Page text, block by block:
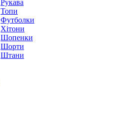
Рукава
Топи
Футболки
Хітони
Шопенки
Шорти
Штани